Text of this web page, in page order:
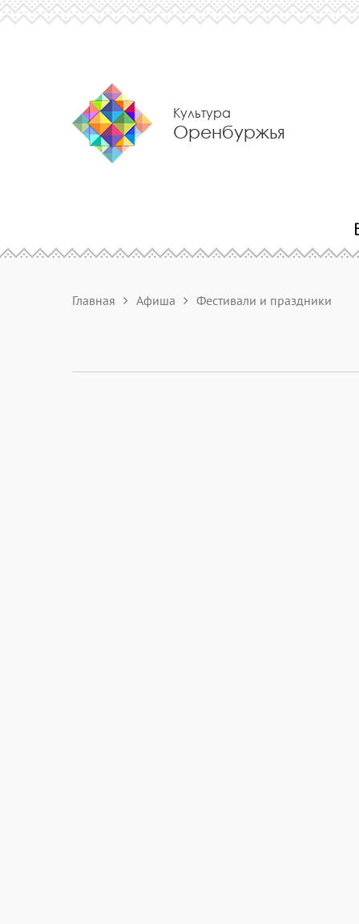
Культура
Оренбуржья
Главная Афиша Фестивали и праздники